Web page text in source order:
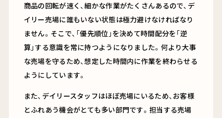
商品の回転が速く、細かな作業がたくさんあるので、デ
イリー売場に誰もいない状態は極力避けなければなり
ません。そこで、「優先順位」を決めて時間配分を「逆
算」する意識を常に持つようになりました。何より大事
な売場を守るため、想定した時間内に作業を終わらせる
ようにしています。
また、デイリースタッフはほぼ売場にいるため、お客様
とふれあう機会がとても多い部門です。担当する売場